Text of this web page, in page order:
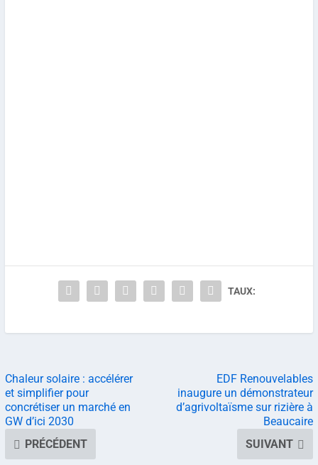
TAUX:
Chaleur solaire : accélérer
et simplifier pour
concrétiser un marché en
GW d’ici 2030
PRÉCÉDENT
EDF Renouvelables
inaugure un démonstrateur
d’agrivoltaïsme sur rizière à
Beaucaire
SUIVANT